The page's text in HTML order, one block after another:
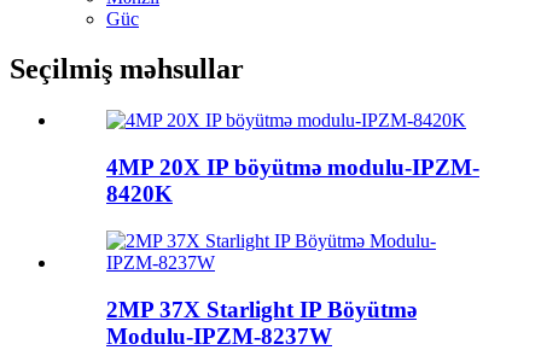
Güc
Seçilmiş məhsullar
4MP 20X IP böyütmə modulu-IPZM-
8420K
2MP 37X Starlight IP Böyütmə
Modulu-IPZM-8237W